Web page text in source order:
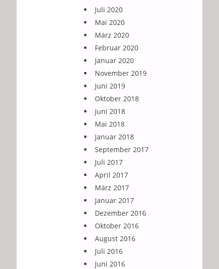
Juli 2020
Mai 2020
März 2020
Februar 2020
Januar 2020
November 2019
Juni 2019
Oktober 2018
Juni 2018
Mai 2018
Januar 2018
September 2017
Juli 2017
April 2017
März 2017
Januar 2017
Dezember 2016
Oktober 2016
August 2016
Juli 2016
Juni 2016